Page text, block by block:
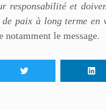
responsabilité et
de paix à long terme
notamment le message.